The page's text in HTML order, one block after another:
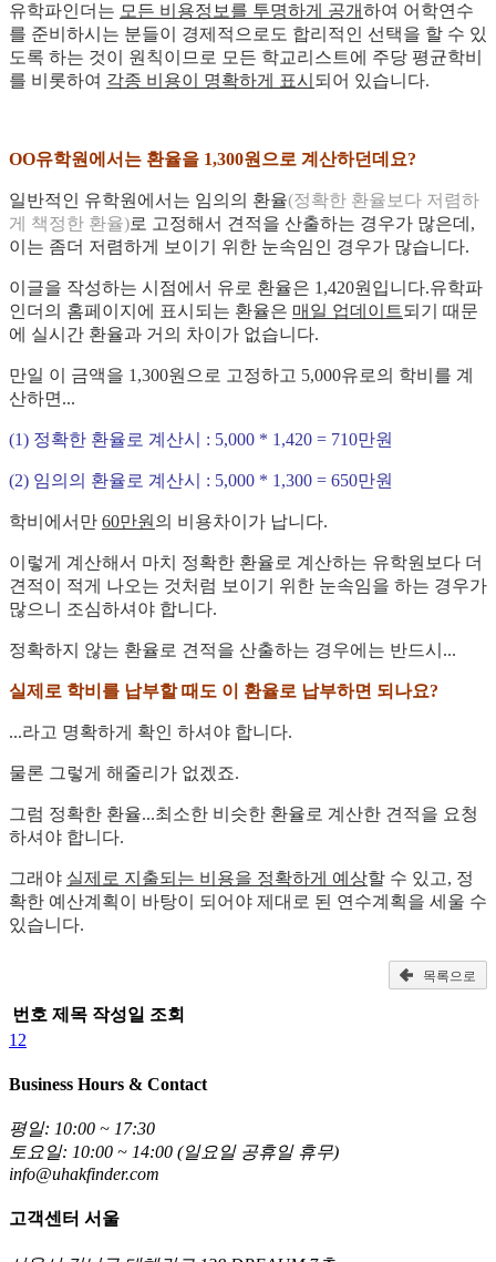
유학파인더는 모든 비용정보를 투명하게 공개하여 어학연수
를 준비하시는 분들이 경제적으로도 합리적인 선택을 할 수 있
도록 하는 것이 원칙이므로 모든 학교리스트에 주당 평균학비
를 비롯하여 각종 비용이 명확하게 표시 되어 있습니다.
OO유학원에서는 환율을 1,300원으로 계산하던데요?
일반적인 유학원에서는 임의의 환율(정확한 환율보다 저렴하
게 책정한 환율)로 고정해서 견적을 산출하는 경우가 많은데,
이는 좀더 저렴하게 보이기 위한 눈속임인 경우가 많습니다.
이글을 작성하는 시점에서 유로 환율은 1,420원입니다.유학파
인더의 홈페이지에 표시되는 환율은 매일 업데이트되기 때문
에 실시간 환율과 거의 차이가 없습니다.
만일 이 금액을 1,300원으로 고정하고 5,000유로의 학비를 계
산하면...
(1) 정확한 환율로 계산시 : 5,000 * 1,420 = 710만원
(2) 임의의 환율로 계산시 : 5,000 * 1,300 = 650만원
학비에서만 60만원의 비용차이가 납니다.
이렇게 계산해서 마치 정확한 환율로 계산하는 유학원보다 더
견적이 적게 나오는 것처럼 보이기 위한 눈속임을 하는 경우가
많으니 조심하셔야 합니다.
정확하지 않는 환율로 견적을 산출하는 경우에는 반드시...
실제로 학비를 납부할 때도 이 환율로 납부하면 되나요?
...라고 명확하게 확인 하셔야 합니다.
물론 그렇게 해줄리가 없겠죠.
그럼 정확한 환율...최소한 비슷한 환율로 계산한 견적을 요청
하셔야 합니다.
그래야 실제로 지출되는 비용을 정확하게 예상할 수 있고, 정
확한 예산계획이 바탕이 되어야 제대로 된 연수계획을 세울 수
있습니다.
목록으로
번호 제목 작성일 조회
12
Business Hours & Contact
평일: 10:00 ~ 17:30
토요일: 10:00 ~ 14:00 (일요일 공휴일 휴무)
info@uhakfinder.com
고객센터 서울